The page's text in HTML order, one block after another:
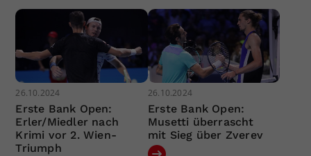
26.10.2024
Erste Bank Open:
Erler/Miedler nach
Krimi vor 2. Wien-
Triumph
26.10.2024
Erste Bank Open:
Musetti überrascht
mit Sieg über Zverev